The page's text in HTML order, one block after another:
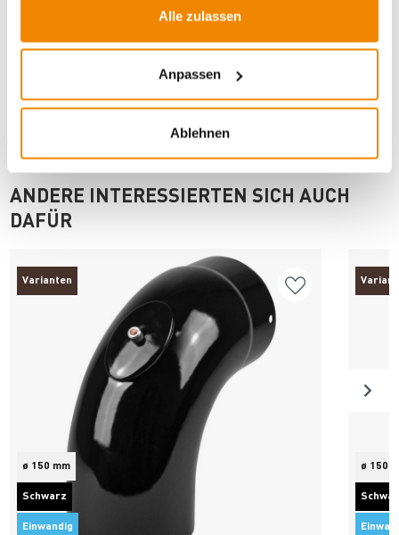
Alle zulassen
Anpassen
Ablehnen
für Holzöfen|150 mm
ANDERE INTERESSIERTEN SICH AUCH
DAFÜR
Varianten
ø 150 mm
Schwarz
Einwandig
ø 150